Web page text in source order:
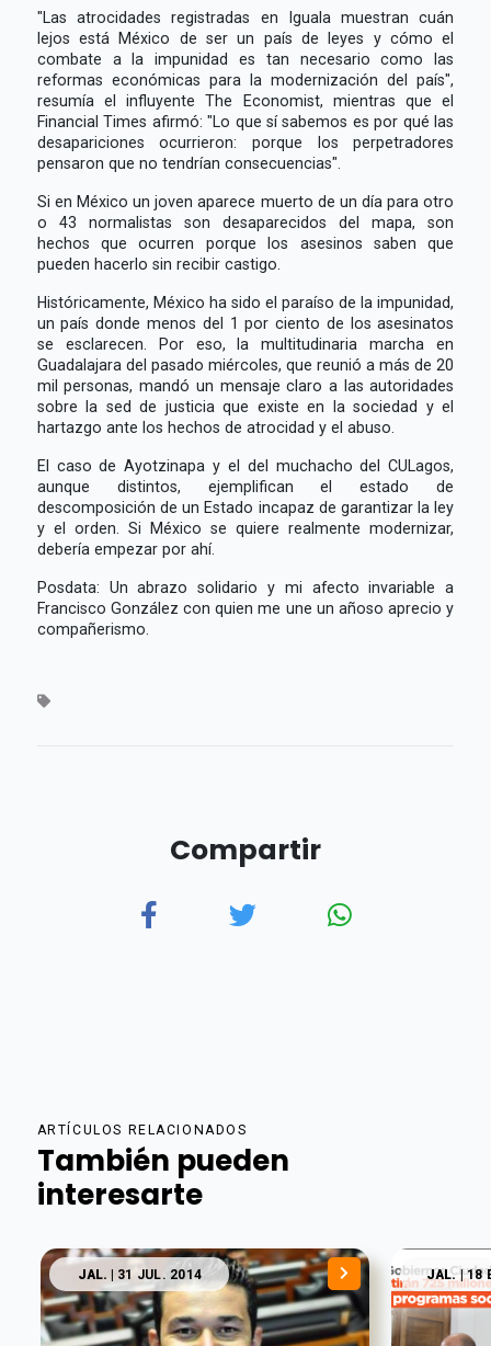
"Las atrocidades registradas en Iguala muestran cuán
lejos está México de ser un país de leyes y cómo el
combate a la impunidad es tan necesario como las
reformas económicas para la modernización del país",
resumía el influyente The Economist, mientras que el
Financial Times afirmó: "Lo que sí sabemos es por qué las
desapariciones ocurrieron: porque los perpetradores
pensaron que no tendrían consecuencias".
Si en México un joven aparece muerto de un día para otro
o 43 normalistas son desaparecidos del mapa, son
hechos que ocurren porque los asesinos saben que
pueden hacerlo sin recibir castigo.
Históricamente, México ha sido el paraíso de la impunidad,
un país donde menos del 1 por ciento de los asesinatos
se esclarecen. Por eso, la multitudinaria marcha en
Guadalajara del pasado miércoles, que reunió a más de 20
mil personas, mandó un mensaje claro a las autoridades
sobre la sed de justicia que existe en la sociedad y el
hartazgo ante los hechos de atrocidad y el abuso.
El caso de Ayotzinapa y el del muchacho del CULagos,
aunque distintos, ejemplifican el estado de
descomposición de un Estado incapaz de garantizar la ley
y el orden. Si México se quiere realmente modernizar,
debería empezar por ahí.
Posdata: Un abrazo solidario y mi afecto invariable a
Francisco González con quien me une un añoso aprecio y
compañerismo.
Compartir
ARTÍCULOS RELACIONADOS
También pueden
interesarte
JAL. | 31 JUL. 2014 JAL.| 18